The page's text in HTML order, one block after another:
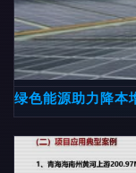
绿色能源助力降本